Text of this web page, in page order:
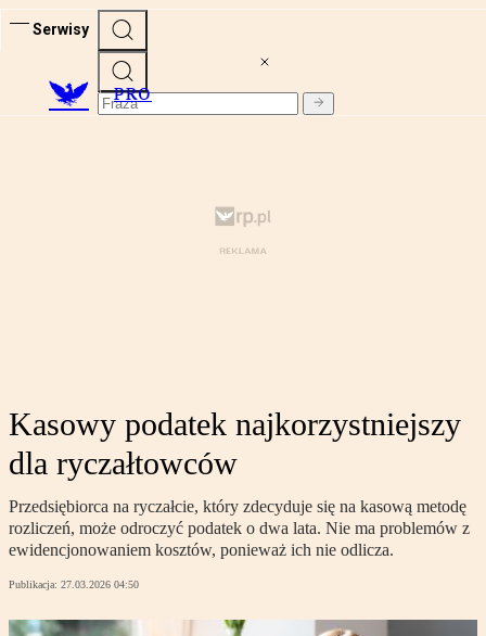
Serwisy
PRO
Kasowy podatek najkorzystniejszy
dla ryczałtowców
Przedsiębiorca na ryczałcie, który zdecyduje się na kasową metodę
rozliczeń, może odroczyć podatek o dwa lata. Nie ma problemów z
ewidencjonowaniem kosztów, ponieważ ich nie odlicza.
Publikacja: 27.03.2026 04:50